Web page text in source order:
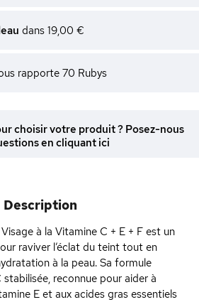
dans 19,00 €
rapporte 70 Rubys
choisir votre produit ? Posez-nous
en cliquant ici
Description
à la Vitamine C + E + F est un
raviver l’éclat du teint tout en
à la peau. Sa formule
reconnue pour aider à
E et aux acides gras essentiels